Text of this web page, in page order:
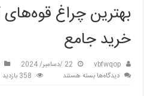
بهترین چراغ
خرید جامع
vbfwqop 22 /دسامبر/ 2024
دیدگاه‌هابرای
بسته هستند 358 بازدید